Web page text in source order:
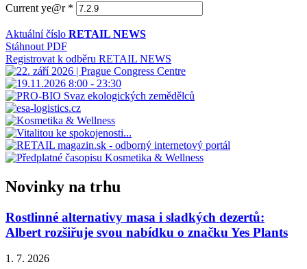
Current ye@r *
Aktuální číslo RETAIL NEWS
Stáhnout PDF
Registrovat k odběru RETAIL NEWS
Novinky na trhu
Rostlinné alternativy masa i sladkých dezertů:
Albert rozšiřuje svou nabídku o značku Yes Plants
1. 7. 2026